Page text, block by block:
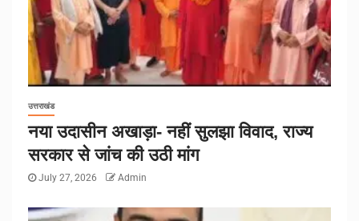
उत्तराखंड
नया उदासीन अखाड़ा- नहीं सुलझा विवाद, राज्य
सरकार से जांच की उठी मांग
July 27, 2026 Admin